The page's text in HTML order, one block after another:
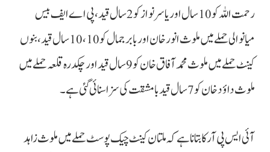
رحمت اللہ کو 10 سال اور یاسر نواز کو 2 سال قید، پی اے ایف بیس
میانوالی حملے میں ملوث انور خان اور بابر جمال کو 10،10 سال قید، بنوں
کینٹ حملے میں ملوث محمد آفاق خان کو 9 سال قید اور چکدرہ قلعہ حملے میں
ملوث داؤد خان کو 7 سال قید بامشقت کی سزا سنائی گئی ہے۔
آئی ایس پی آر کا بتانا ہےکہ ملتان کینٹ چیک پوسٹ حملے میں ملوث زاہد